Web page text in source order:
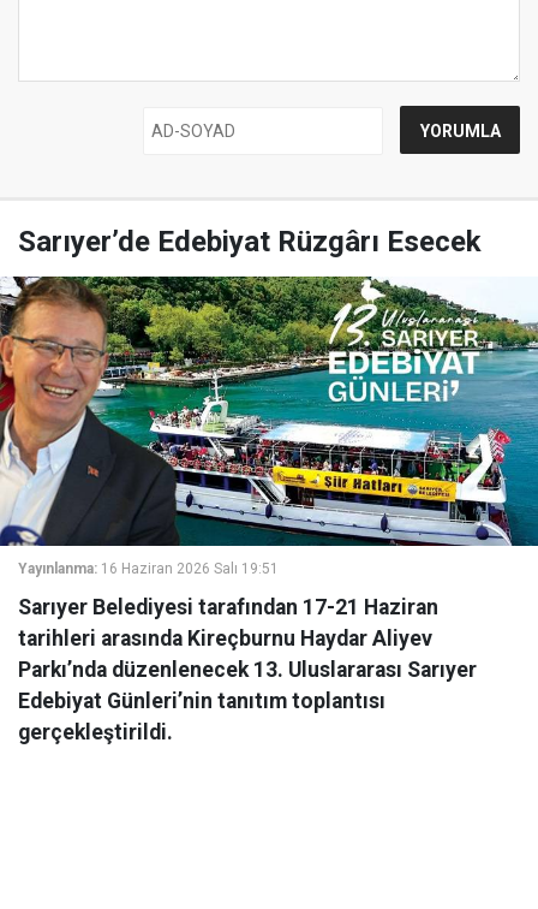
Sarıyer’de Edebiyat Rüzgârı Esecek
Yayınlanma: 16 Haziran 2026 Salı 19:51
Sarıyer Belediyesi tarafından 17-21 Haziran
tarihleri arasında Kireçburnu Haydar Aliyev
Parkı’nda düzenlenecek 13. Uluslararası Sarıyer
Edebiyat Günleri’nin tanıtım toplantısı
gerçekleştirildi.